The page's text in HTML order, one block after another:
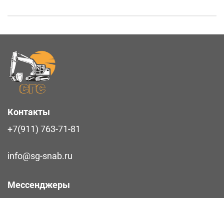
Контакты
+7(911) 763-71-81
info@sg-snab.ru
Мессенджеры